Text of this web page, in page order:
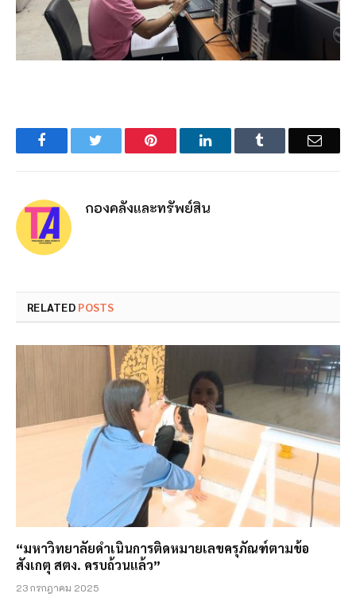
Facebook Pinterest LinkedIn Email
กองคลังและทรัพย์สิน
RELATED POSTS
“มหาวิทยาลัยดำเนินการติดหมายเลขครุภัณฑ์ตามข้อ
สังเกตุ สตง. ครบถ้วนแล้ว”
23 กรกฎาคม 2025